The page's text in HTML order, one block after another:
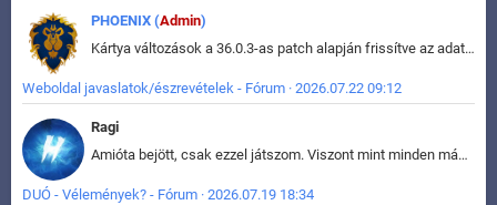
PHOENIX (Admin)
Kártya változások a 36.0.3-as patch alapján frissítve az adatbázisban (képek is cserélve).
Weboldal javaslatok/észrevételek - Fórum · 2026.07.22 09:12
Ragi
Amióta bejött, csak ezzel játszom. Viszont mint minden más - akár az alapjáték is, ez is baromira összetett lett. Néha már pár kör után is esélytelen az egész. Vagy irreállisan túltápol valaki, vagy lelép a partner, vagy csak hülye mint a segg. És amikor eljönne az én időm, na akkor jön el mindenki másé is. Engem jobban érdekelne, hogy ki milyen ratingen szokott játszani. Na ez lenne egy érdekes adat.
DUÓ - Vélemények? - Fórum · 2026.07.19 18:34